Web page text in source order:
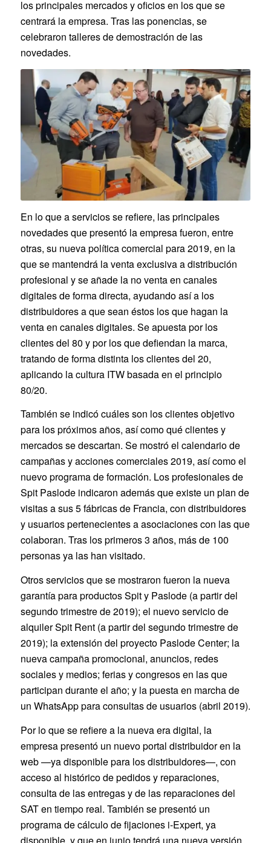
los principales mercados y oficios en los que se
centrará la empresa. Tras las ponencias, se
celebraron talleres de demostración de las
novedades.
En lo que a servicios se refiere, las principales
novedades que presentó la empresa fueron, entre
otras, su nueva política comercial para 2019, en la
que se mantendrá la venta exclusiva a distribución
profesional y se añade la no venta en canales
digitales de forma directa, ayudando así a los
distribuidores a que sean éstos los que hagan la
venta en canales digitales. Se apuesta por los
clientes del 80 y por los que defiendan la marca,
tratando de forma distinta los clientes del 20,
aplicando la cultura ITW basada en el principio
80/20.
También se indicó cuáles son los clientes objetivo
para los próximos años, así como qué clientes y
mercados se descartan. Se mostró el calendario de
campañas y acciones comerciales 2019, así como el
nuevo programa de formación. Los profesionales de
Spit Paslode indicaron además que existe un plan de
visitas a sus 5 fábricas de Francia, con distribuidores
y usuarios pertenecientes a asociaciones con las que
colaboran. Tras los primeros 3 años, más de 100
personas ya las han visitado.
Otros servicios que se mostraron fueron la nueva
garantía para productos Spit y Paslode (a partir del
segundo trimestre de 2019); el nuevo servicio de
alquiler Spit Rent (a partir del segundo trimestre de
2019); la extensión del proyecto Paslode Center; la
nueva campaña promocional, anuncios, redes
sociales y medios; ferias y congresos en las que
participan durante el año; y la puesta en marcha de
un WhatsApp para consultas de usuarios (abril 2019).
Por lo que se refiere a la nueva era digital, la
empresa presentó un nuevo portal distribuidor en la
web —ya disponible para los distribuidores—, con
acceso al histórico de pedidos y reparaciones,
consulta de las entregas y de las reparaciones del
SAT en tiempo real. También se presentó un
programa de cálculo de fijaciones i-Expert, ya
disponible, y que en junio tendrá una nueva versión